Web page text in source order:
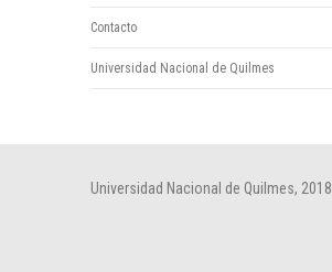
Contacto
Universidad Nacional de Quilmes
Universidad Nacional de Quilmes, 2018